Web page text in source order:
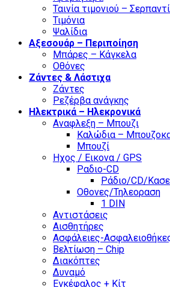
Ταινία τιμονιού –
Τιμόνια
Ψαλίδια
Αξεσουάρ – Περιποίηση
Μπάρες – Κάγκελα
Οθόνες
Ζάντες & Λάστιχα
Ζάντες
Ρεζέρβα ανάγκης
Ηλεκτρικά – Ηλεκρονικά
Αναφλεξη – Μπουζι
Καλώδια –
Μπουζί
Ηχος / Εικονα / GPS
Ραδιο-CD
Ράδιο/CD/
Οθονες/Τηλεοραση
1 DIN
Αντιστάσεις
Αισθητήρες
Ασφάλειες-
Βελτίωση – Chip
Διακόπτες
Δυναμό
Εγκέφαλος + Κίτ